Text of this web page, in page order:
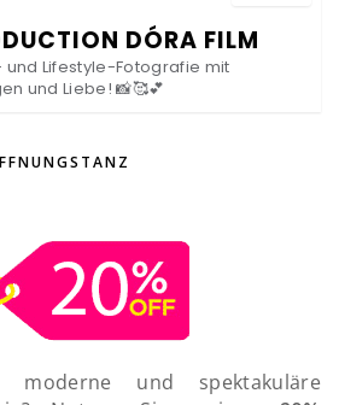
DÓRA FILM
und Lifestyle-Fotografie mit
und Liebe! 📸🥰💕
moderne und spektakuläre